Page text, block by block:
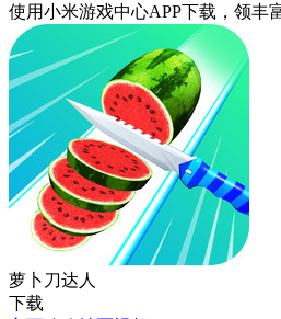
使用小米游戏中心APP下载 ，领丰
萝卜刀达人
下载